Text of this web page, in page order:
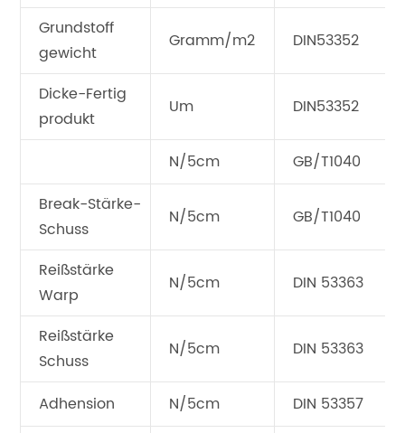
Grundstoff
gewicht
Gramm/m2 DIN53352
Dicke-Fertig
produkt
Um DIN53352
N/5cm
GB/T1040
Break-Stärke-
Schuss
N/5cm GB/T1040
Reißstärke
Warp
N/5cm DIN 53363
Reißstärke
Schuss
N/5cm DIN 53363
Adhension N/5cm
DIN 53357